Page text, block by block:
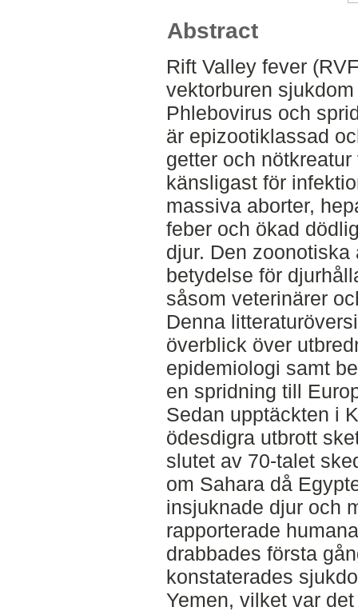
Abstract
Rift Valley fever
vektorburen
Phlebovirus och
är epizootiklassad
getter och
känsligast för
massiva aborter,
feber och ökad
djur. Den
betydelse för
såsom veterinärer
Denna
överblick över
epidemiologi samt
en spridning till
Sedan upptäckten i
ödesdigra utbrott
slutet av 70-talet
om Sahara då
insjuknade djur och
rapporterade
drabbades första
konstaterades
Yemen, vilket var